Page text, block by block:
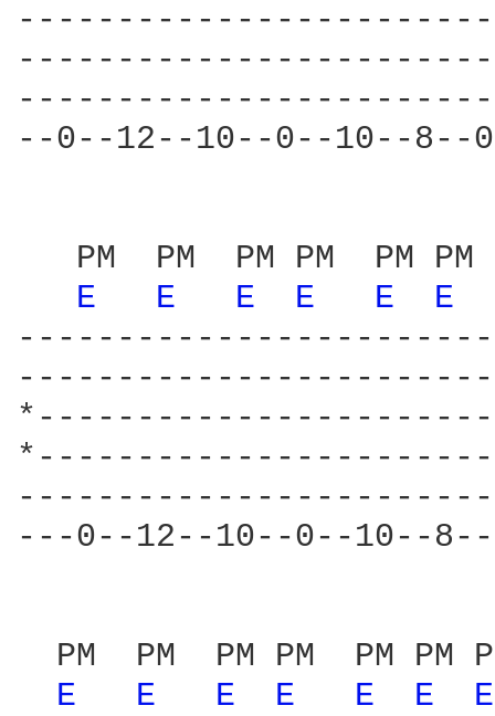
--0--12--10--0--10--
PM  PM  PM PM  PM
E
E E E E E
---0--12--10--0--10--
PM  PM  PM PM  PM
E
E E E E E